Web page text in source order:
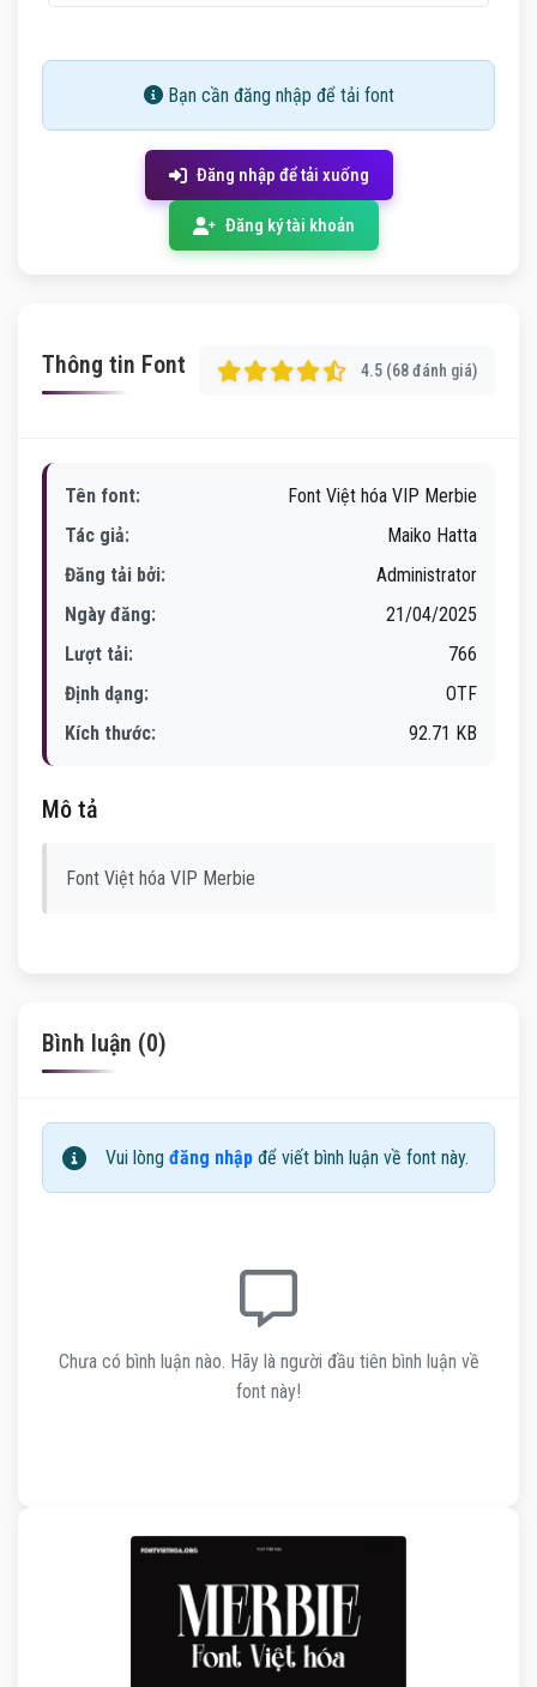
Bạn cần đăng nhập để tải font
Đăng nhập để tải xuống
Đăng ký tài khoản
Thông tin Font 4.5 (68 đánh giá)
Tên font:
Font Việt hóa VIP Merbie
Tác giả:
Maiko Hatta
Đăng tải bởi:
Administrator
Ngày đăng:
21/04/2025
Lượt tải:
766
Định dạng:
OTF
Kích thước:
92.71 KB
Mô tả
Font Việt hóa VIP Merbie
Bình luận (0)
Vui lòng đăng nhập để viết bình luận về font này.
Chưa có bình luận nào. Hãy là người đầu tiên bình luận về
font này!